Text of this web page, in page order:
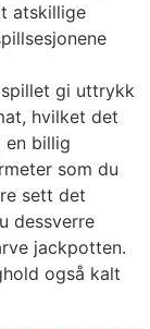
atskillige
gi uttrykk
hvilket det
en billig
som du
sett det
dessverre
jackpotten.
også kalt